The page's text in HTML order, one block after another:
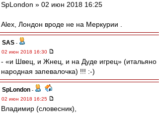
SpLondon » 02 июн 2018 16:25
Аlex, Лондон вроде не на Меркурии .
SAS -
02 июн 2018 16:30
- «и Швец, и Жнец, и на Дуде игрец» (итальяно
народная запевалочка) !!! :-)
SpLondon -
02 июн 2018 16:25
Владимир (словесник),